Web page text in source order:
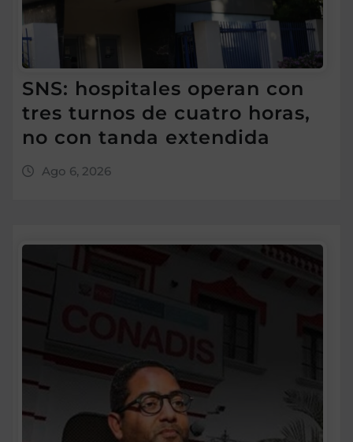
SNS: hospitales operan con
tres turnos de cuatro horas,
no con tanda extendida
Ago 6, 2026